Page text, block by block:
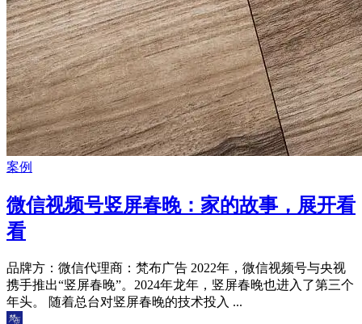
案例
微信视频号竖屏春晚：家的故事，展开看
看
品牌方：微信代理商：梵布广告 2022年，微信视频号与央视
携手推出“竖屏春晚”。2024年龙年，竖屏春晚也进入了第三个
年头。 随着总台对竖屏春晚的技术投入 ...